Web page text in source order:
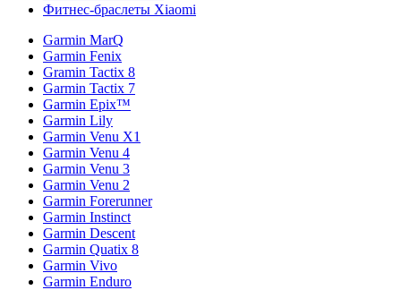
Фитнес-браслеты Xiaomi
Garmin MarQ
Garmin Fenix
Gramin Tactix 8
Garmin Tactix 7
Garmin Epix™
Garmin Lily
Garmin Venu X1
Garmin Venu 4
Garmin Venu 3
Garmin Venu 2
Garmin Forerunner
Garmin Instinct
Garmin Descent
Garmin Quatix 8
Garmin Vivo
Garmin Enduro